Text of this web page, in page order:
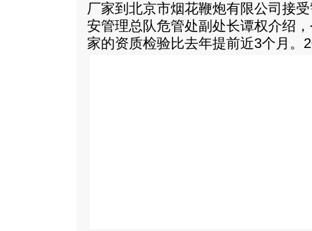
厂家到北京市烟花鞭炮有限公司接
安管理总队危管处副处长谭权介绍
家的资质检验比去年提前近3个月。